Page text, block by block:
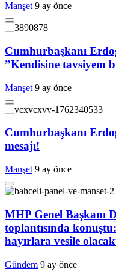
Manşet 9 ay önce
Cumhurbaşkanı
”Kendisine tavsiyem
Manşet 9 ay önce
Cumhurbaşkanı
mesajı!
Manşet 9 ay önce
MHP Genel Başkanı
toplantısında
hayırlara vesile
Gündem 9 ay önce